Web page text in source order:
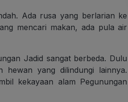
Ada rusa yang berlarian ke
mencari makan, ada pula air
Jadid sangat berbeda. Dulu
yang dilindungi lainnya.
kekayaan alam Pegunungan